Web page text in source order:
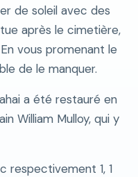
de soleil avec des
après le cimetière,
vous promenant le
de le manquer.
a été restauré en
William Mulloy, qui y
respectivement 1, 1